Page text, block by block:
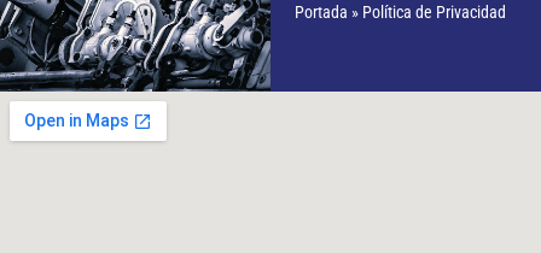
Portada » Política de Privacidad